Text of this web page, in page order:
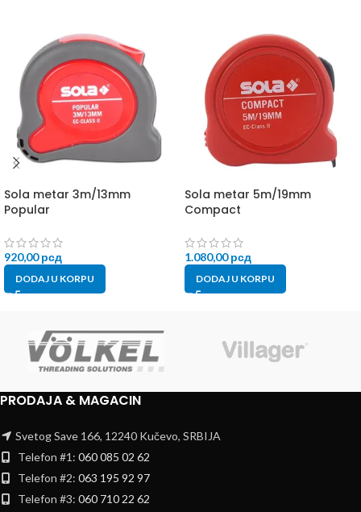
Sola metar 3m/13mm
Popular
920,00рсд
DODAJ U KORPU
Sola metar 5m/19mm
Compact
1.080,00рсд
DODAJ U KORPU
PRODAJA & MAGACIN
Svetog Save 166, 12240 Kučevo, SRBIJA
Telefon #1: 060 085 02 62
Telefon #2: 063 195 92 97
Telefon #3: 060 710 22 62